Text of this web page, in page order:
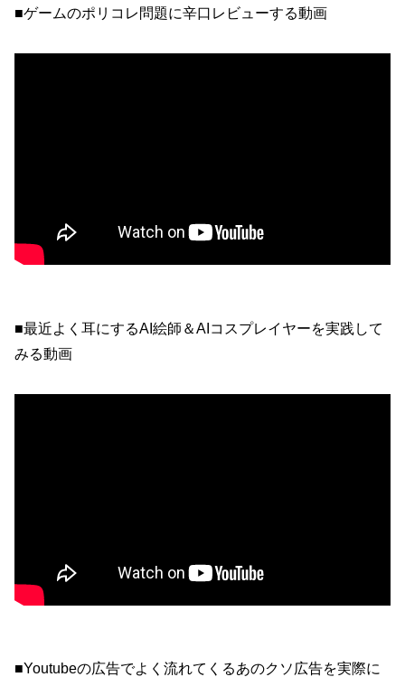
■ゲームのポリコレ問題に辛口レビューする動画
■最近よく耳にするAI絵師＆AIコスプレイヤーを実践して
みる動画
■Youtubeの広告でよく流れてくるあのクソ広告を実際に